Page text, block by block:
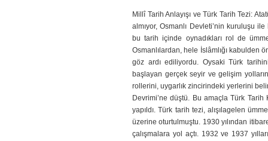
Millî Tarih Anlayışı ve Türk Tarih Tezi:
almıyor, Osmanlı Devleti’nin kuruluşu
bu tarih içinde oy­nadıkları rol de
Osmanlılardan, hele İslâmlığı kabulden
göz ardı ediliyordu. Oysaki Türk
başlayan gerçek seyir ve gelişim
rollerini, uygar­lık zincirindeki yerlerini
Devrimi’ne düştü. Bu amaçla Türk
yapıldı. Türk tarih tezi, alışılagelen
üzerine oturtulmuştu. 1930 yılından
çalışmalara yol açtı. 1932 ve 1937